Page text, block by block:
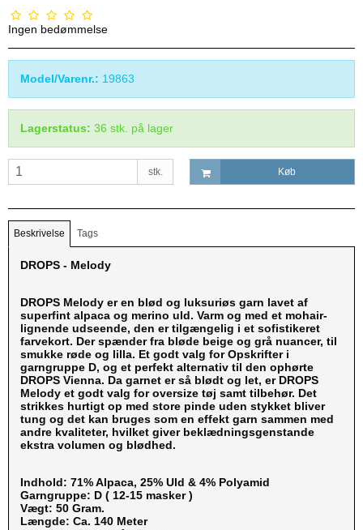
Ingen bedømmelse
Model/Varenr.: 19863
Lagerstatus: 36 stk. på lager
stk. Køb
Beskrivelse Tags
DROPS - Melody
DROPS Melody er en blød og luksuriøs garn lavet af
superfint alpaca og merino uld. Varm og med et mohair-
lignende udseende, den er tilgængelig i et sofistikeret
farvekort. Der spænder fra bløde beige og grå nuancer, til
smukke røde og lilla. Et godt valg for Opskrifter i
garngruppe D, og et perfekt alternativ til den ophørte
DROPS Vienna. Da garnet er så blødt og let, er DROPS
Melody et godt valg for oversize tøj samt tilbehør. Det
strikkes hurtigt op med store pinde uden stykket bliver
tung og det kan bruges som en effekt garn sammen med
andre kvaliteter, hvilket giver beklædningsgenstande
ekstra volumen og blødhed.
Indhold: 71% Alpaca, 25% Uld & 4% Polyamid
Garngruppe: D ( 12-15 masker )
Vægt: 50 Gram.
Længde: Ca. 140 Meter